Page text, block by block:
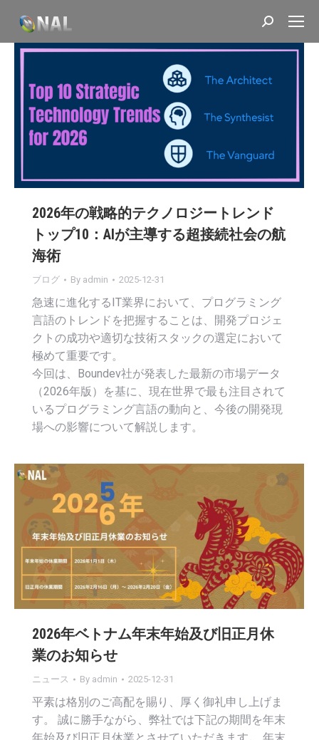
Search:
2026年の戦略的テクノロジートレンド
トップ10：AIが主導する超接続社会の航
海術
ブログ By admin 2025-12-31
急速に進化するIT業界において、プログラミング
言語のトレンドを把握することは、開発プロジェ
クトの成功や適切な技術スタックの選定において
極めて重要です。
今回は、Boundev社が発表した最新の市場データ
（2026年版）を基に、現在世界で最も注目されて
いるプログラミング言語の動向と、今後の開発現
場への影響について解説します。
2026年ベトナム年末年始及び旧正月休
業のお知らせ
ニュース By admin 2025-12-31
平素は格別のご高配を賜り、厚く御礼申し上げま
す。 誠に勝手ながら、弊社では下記の期間を年末
年始及び旧正月休業とさせていただきます。 年末